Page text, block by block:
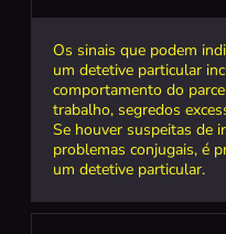
Os sinais que podem
um detetive particular
comportamento do
trabalho, segredos
Se houver suspeitas de
problemas conjugais, é
um detetive particular.